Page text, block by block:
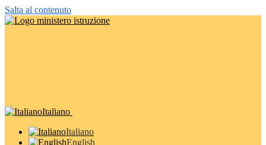
Salta al contenuto
Italiano
Italiano
English